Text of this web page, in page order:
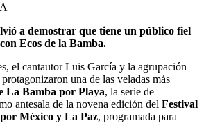
a demostrar que tiene un público fiel
Ecos de la Bamba.
el cantautor Luis García y la agrupación
una de las veladas más
La Bamba por Playa, la serie de
antesala de la novena edición del Festival
México y La Paz, programada para